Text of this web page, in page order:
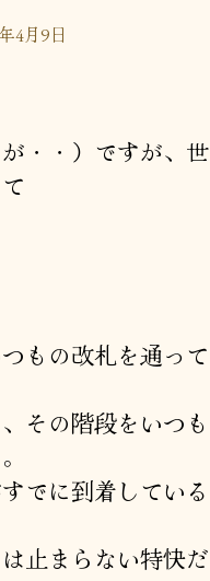
4月9日
・・）ですが、世
もの改札を通って
その階段をいつも
でに到着している
止まらない特快だ